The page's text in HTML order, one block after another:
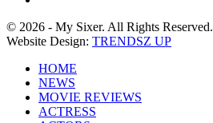
© 2026 - My Sixer. All Rights Reserved.
Website Design: TRENDSZ UP
HOME
NEWS
MOVIE REVIEWS
ACTRESS